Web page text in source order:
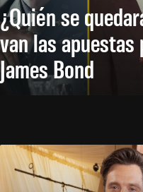
¿Quién se
van las
James Bond